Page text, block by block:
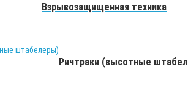
Взрывозащищенная техника
Ричтраки (высотные